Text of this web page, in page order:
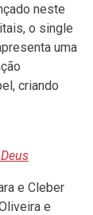
neste
o single
uma
criando
e Cleber
e